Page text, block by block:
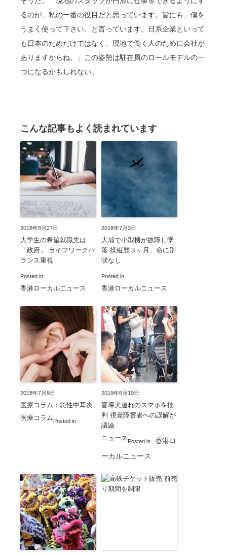
るのが、私の一番の役目だと思っています。皆にも、僕を
うまく使って下さい、と言っています。日系企業といって
も日本のためだけではなく、現地で働く人のために会社が
ありますからね。」この姿勢は駐在員のロールモデルの一
つになるかもしれない。
こんな記事もよく読まれています
2018年8月27日
大学生の希望就職先は
「政府」 ライフワークバ
ランス重視
Posted in
香港ローカルニュース
2018年7月3日
大埔で小型機が故障し墜
落 操縦歴３ヶ月、命に別
状なし
Posted in
香港ローカルニュース
2018年7月9日
医療コラム：急性中耳炎
Posted in
医療コラム
2019年6月19日
盲導犬連れのスマホを批
判 視覚障害者への誤解が
議論
Posted in
ニュース
香港ロ
ーカルニュース